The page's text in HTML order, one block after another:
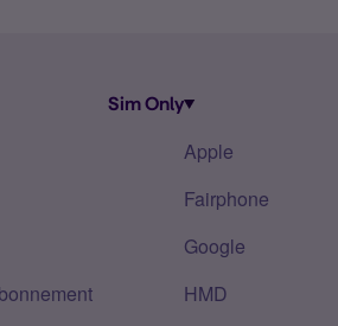
Sim Only
Apple
Fairphone
Google
HMD